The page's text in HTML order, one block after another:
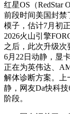
红星OS（RedStar
前段时间美国封禁
模子，估计7月初
2026火山引擎
之后，此次升级
6月22日动静，显
正在为英伟达、
解体诊断方案。上
静，网友Da快科
阶段。